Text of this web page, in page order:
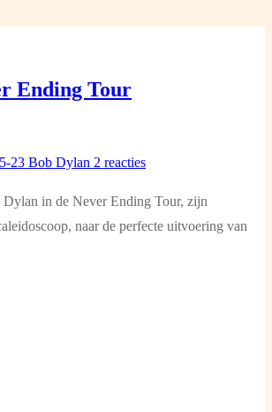
Ending Tour
23 Bob Dylan 2 reacties
in de Never Ending Tour, zijn
naar de perfecte uitvoering van